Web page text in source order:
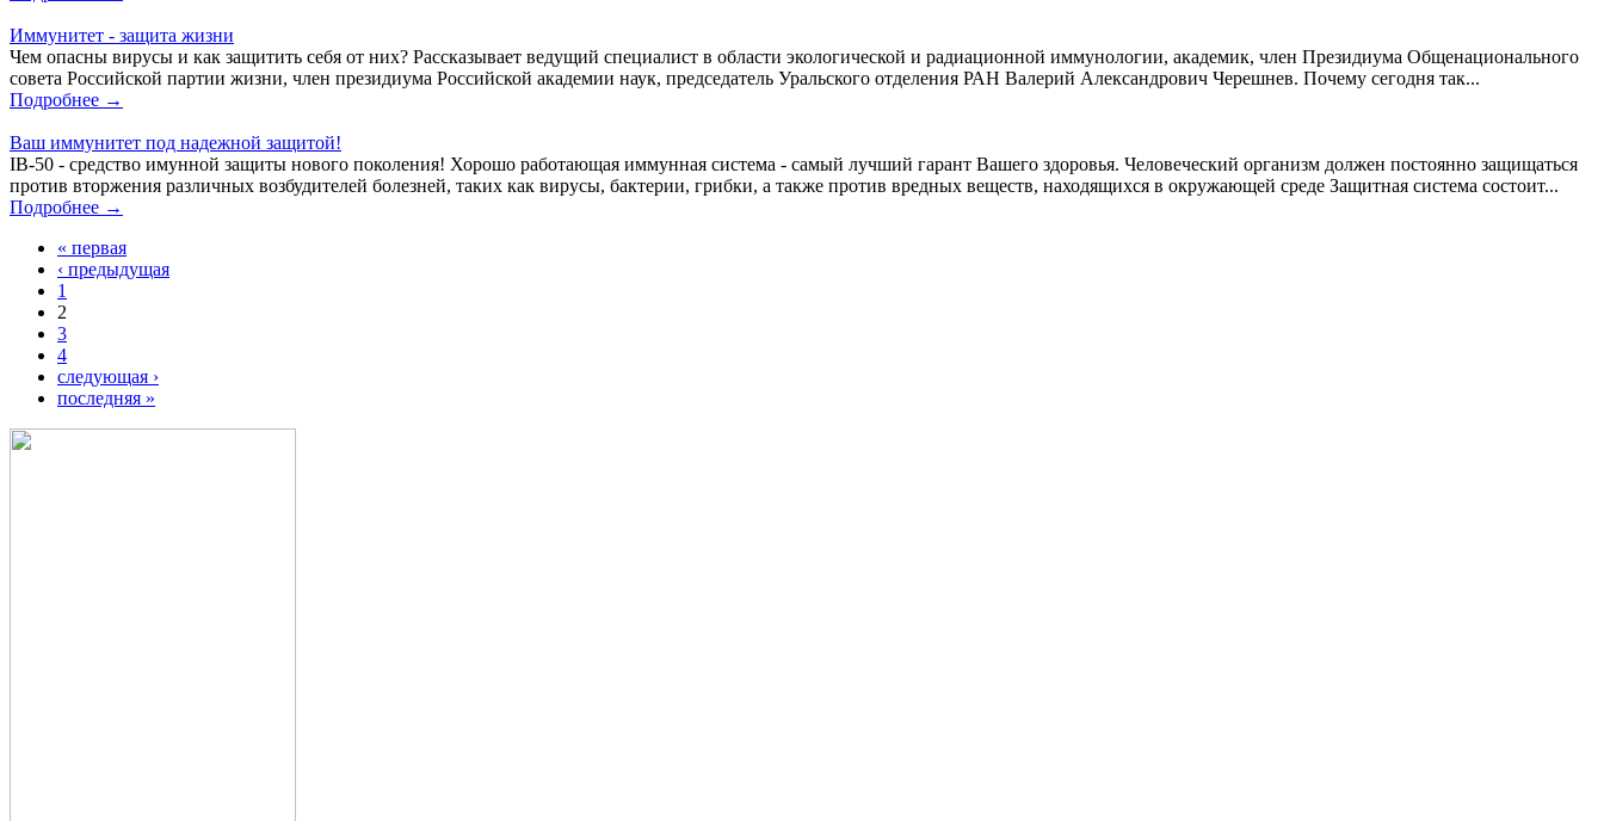
Иммунитет - защита жизни
Чем опасны вирусы и как защитить себя от них? Рассказывает ведущий специалист в области экологической и радиационной иммунологии, академик, член Президиума Общенационального
совета Российской партии жизни, член президиума Российской академии наук, председатель Уральского отделения РАН Валерий Александрович Черешнев. Почему сегодня так...
Подробнее →
Ваш иммунитет под надежной защитой!
IB-50 - средство имунной защиты нового поколения! Хорошо работающая иммунная система - самый лучший гарант Вашего здоровья. Человеческий организм должен постоянно защищаться
против вторжения различных возбудителей болезней, таких как вирусы, бактерии, грибки, а также против вредных веществ, находящихся в окружающей среде Защитная система состоит...
Подробнее →
« первая
‹ предыдущая
1
2
3
4
следующая ›
последняя »